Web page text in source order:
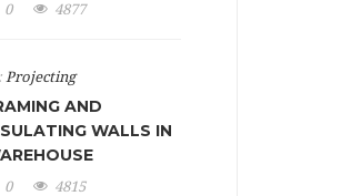
0 4877
Projecting
AND
WALLS IN
0 4815